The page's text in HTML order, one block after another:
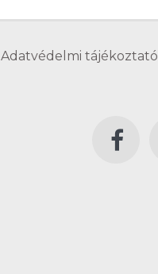
Adatvédelmi tájékoztató